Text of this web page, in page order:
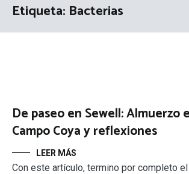
Etiqueta: Bacterias
De paseo en Sewell: Almuerzo
Campo Coya y reflexiones
LEER MÁS
Con este artículo, termino por completo